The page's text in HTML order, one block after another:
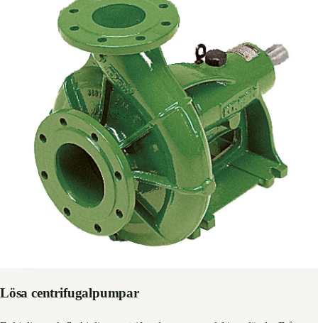
Lösa centrifugalpumpar